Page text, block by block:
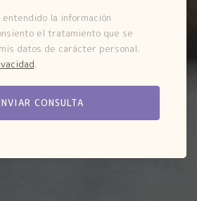
entendido la información
el tratamiento que se
datos de carácter personal.
.